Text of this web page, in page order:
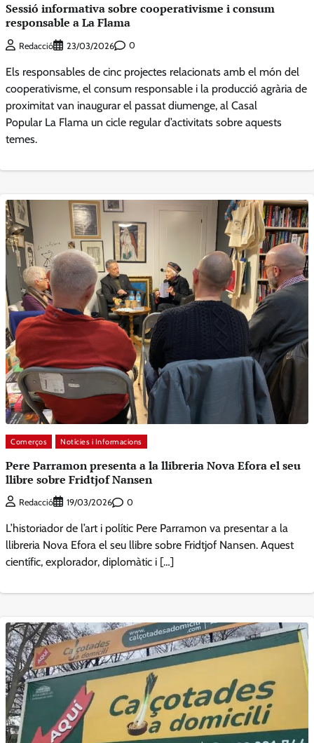
Sessió informativa sobre cooperativisme i consum
responsable a La Flama
Redacció 23/03/2026 0
Els responsables de cinc projectes relacionats amb el món del
cooperativisme, el consum responsable i la producció agrària de
proximitat van inaugurar el passat diumenge, al Casal
Popular La Flama un cicle regular d’activitats sobre aquests
temes.
Comerços Notícies i Informacions
Pere Parramon presenta a la llibreria Nova Efora el seu
llibre sobre Fridtjof Nansen
Redacció 19/03/2026 0
L’historiador de l’art i polític Pere Parramon va presentar a la
llibreria Nova Efora el seu llibre sobre Fridtjof Nansen. Aquest
científic, explorador, diplomàtic i […]